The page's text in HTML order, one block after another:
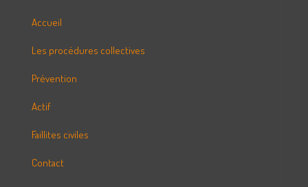
Accueil
Les procédures collectives
Prévention
Actif
Faillites civiles
Contact